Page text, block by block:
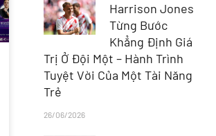
Harrison Jones
Từng Bước
Khẳng Định Giá
Trị Ở Đội Một – Hành Trình
Tuyệt Vời Của Một Tài Năng
Trẻ
26/06/2026